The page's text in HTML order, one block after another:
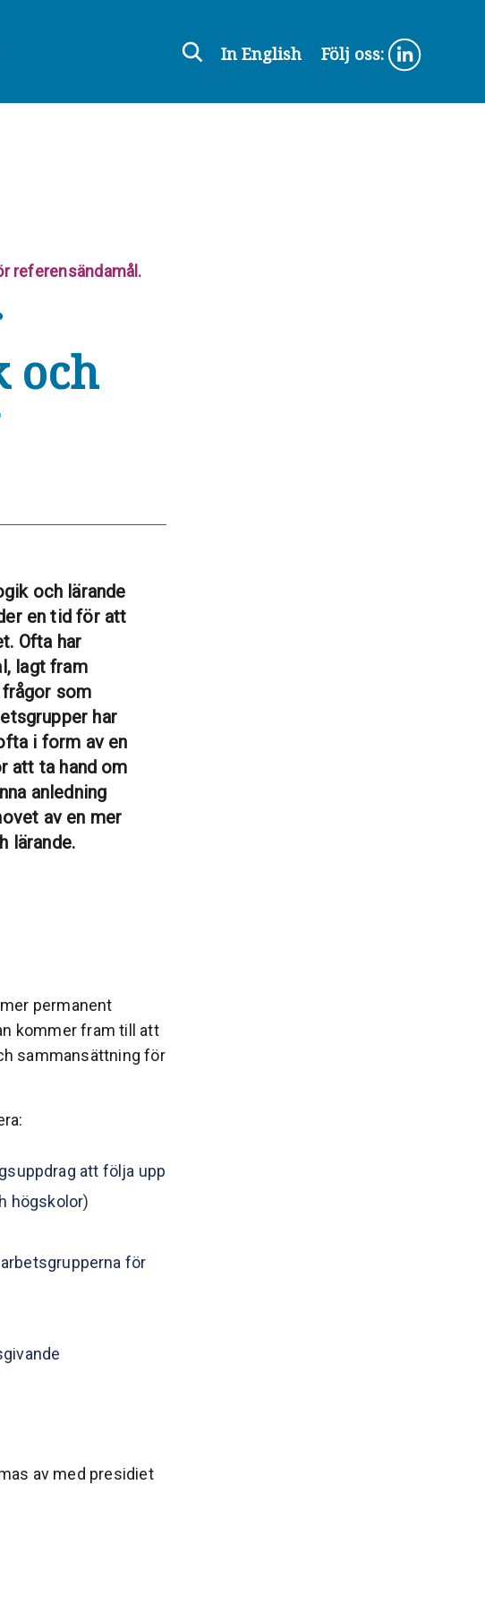
In English Följ oss:
referensändamål.
och
och lärande
en tid för att
Ofta har
lagt fram
som
har
i form av en
att ta hand om
anledning
av en mer
lärande.
permanent
kommer fram till att
sammansättning för
att följa upp
högskolor)
för
av med presidiet